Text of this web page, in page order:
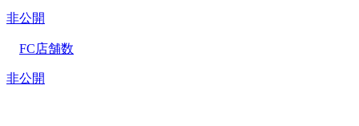
非公開
FC店舗数
非公開